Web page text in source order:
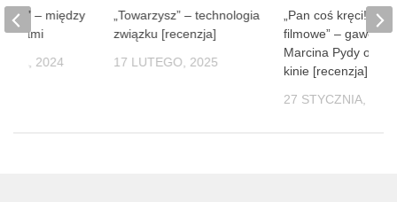
„Towarzysz” – technologia
związku [recenzja]
17 LUTEGO, 2025
„Pan coś kręci!
filmowe” – gawęda
Marcina Pydy o
kinie [recenzja]
27 STYCZNIA,
ból” – między
łzami
2024